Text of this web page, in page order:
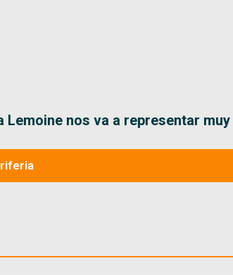
nos va a representar muy bien